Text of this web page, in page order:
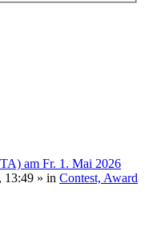
am Fr. 1. Mai 2026
13:49 » in Contest, Award